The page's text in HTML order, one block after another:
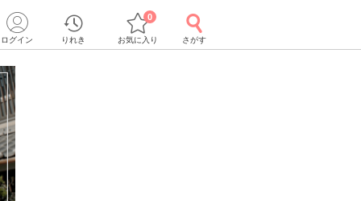
ログイン りれき お気に入り
0
さがす